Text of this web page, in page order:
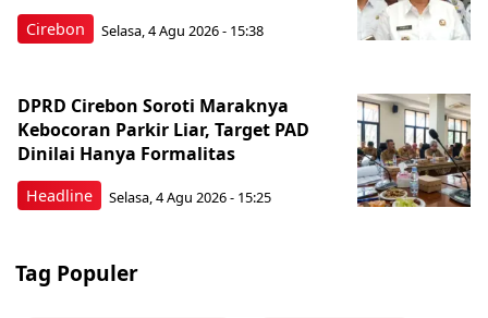
Cirebon Selasa, 4 Agu 2026 - 15:38
Headline
DPRD Cirebon Soroti Maraknya
Kebocoran Parkir Liar, Target PAD
Dinilai Hanya Formalitas
Selasa, 4 Agu 2026 - 15:25
Tag Populer